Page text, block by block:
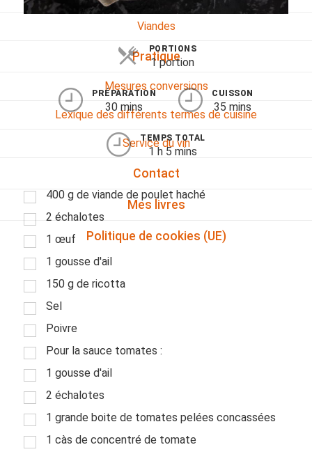
Viandes
Pratique
Mesures conversions
Lexique des différents termes de cuisine
Service du vin
Contact
Mes livres
Politique de cookies (UE)
PORTIONS
1 portion
PRÉPARATION
30 mins
CUISSON
35 mins
TEMPS TOTAL
1 h 5 mins
400 g de viande de poulet haché
2 échalotes
1 œuf
1 gousse d'ail
150 g de ricotta
Sel
Poivre
Pour la sauce tomates :
1 gousse d'ail
2 échalotes
1 grande boite de tomates pelées concassées
1 càs de concentré de tomate